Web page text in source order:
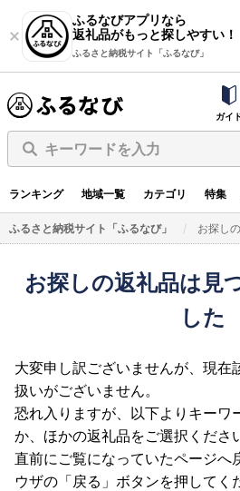
ふるなびアプリなら
返礼品がもっと探しやすい！
ふるさと納税サイト「ふるなび」
ガイ
キーワードを入力
ランキング 地域一覧 カテゴリ 特集
ふるさと納税サイト「ふるなび」 お探し
お探しの返礼品は見
した
大変申し訳ございませんが、現在
扱いがございません。
恐れ入りますが、以下よりキーワ
か、ほかの返礼品をご選択くださ
直前にご覧になっていたページへ
ウザの「戻る」ボタンを押してく